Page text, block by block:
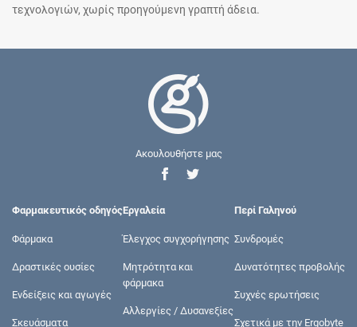
τεχνολογιών, χωρίς προηγούμενη γραπτή άδεια.
Ακουλουθήστε μας
Φαρμακευτικός οδηγός
Φάρμακα
Δραστικές ουσίες
Ενδείξεις και αγωγές
Σκευάσματα
Εργαλεία
Έλεγχος συγχορήγησης
Μητρότητα και
φάρμακα
Αλλεργίες / Δυσανεξίες
Περί Γαληνού
Συνδρομές
Δυνατότητες προβολής
Συχνές ερωτήσεις
Σχετικά με την Ergobyte